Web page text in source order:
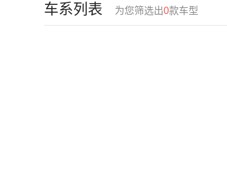
车系列表 为您筛选出0款车型